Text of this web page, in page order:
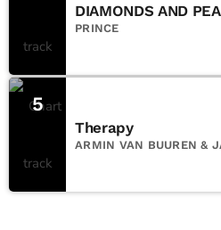
DIAMONDS AND
PRINCE
5
Therapy
ARMIN VAN BUUREN &